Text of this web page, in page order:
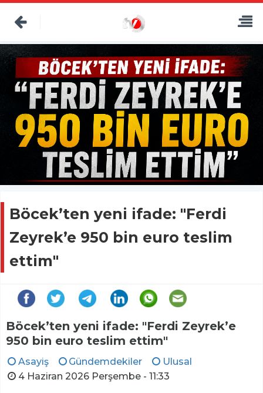
Böcek’ten yeni ifade: "Ferdi
Zeyrek’e 950 bin euro teslim
ettim"
Böcek’ten yeni ifade: "Ferdi Zeyrek’e
950 bin euro teslim ettim"
Asayiş Gündemdekiler
Ulusal
4 Haziran 2026 Perşembe - 11:33